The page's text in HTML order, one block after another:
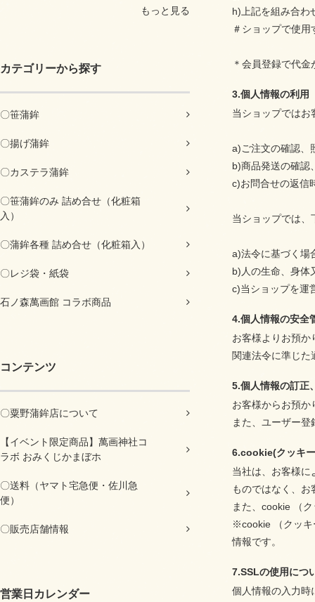
もっと見る
カテゴリーから探す
〇笹蒲鉾
〇揚げ蒲鉾
〇カステラ蒲鉾
〇笹蒲鉾のみ 詰め合せ（化粧箱
入）
〇蒲鉾各種 詰め合せ（化粧箱入）
〇レジ袋・紙袋
石ノ森萬画館 コラボ商品
コンテンツ
〇粟野蒲鉾店について
【イベント限定商品】萬画神社コ
ラボ おみくじかまぼホ
〇送料（ヤマト宅急便・佐川急
便）
〇販売店舗情報
営業日カレンダー
h)上記を組み合わ
＃ショップで使
＊会員登録で代
3.個人情報の利用
当ショップではお
a)ご注文の確認、
b)商品発送の確認
c)お問合せの返信
当ショップでは、
a)法令に基づく場
b)人の生命、身体
c)当ショップを運
4.個人情報の安全
お客様よりお預か
関連法令に準じた
5.個人情報の訂正
お客様からお預か
また、ユーザー
6.cookie(クッキ
当社は、お客様に
ものではなく、
また、cookie （
※cookie （クッキ
情報です。
7.SSLの使用につ
個人情報の入力時